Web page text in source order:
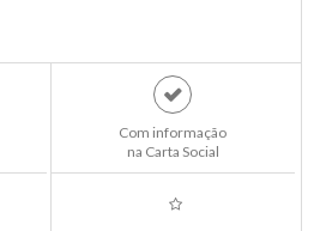
Com informação
na Carta Social